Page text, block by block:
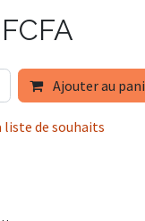
FCFA
Ajouter au
liste de souhaits